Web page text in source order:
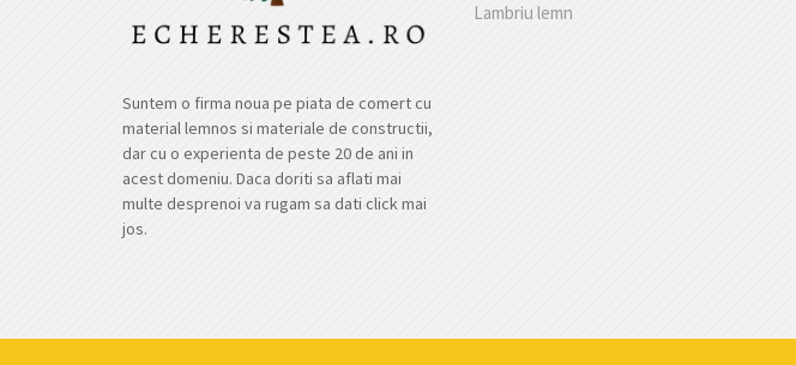
Suntem o firma noua pe piata de comert cu
material lemnos si materiale de constructii,
dar cu o experienta de peste 20 de ani in
acest domeniu. Daca doriti sa aflati mai
multe desprenoi va rugam sa dati click mai
jos.
Lambriu lemn